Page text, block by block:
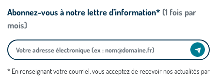
Abonnez-vous à notre lettre d’information* (1 fois par
mois)
* En renseignant votre courriel, vous acceptez de recevoir nos actualités par